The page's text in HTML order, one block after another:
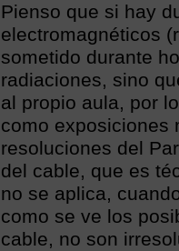
Pienso que si hay
electromagnéticos
sometido durante
radiaciones, sino
al propio aula, por
como exposiciones
resoluciones del
del cable, que es
no se aplica,
como se ve los
cable, no son